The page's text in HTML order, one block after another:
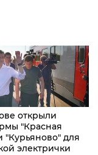
открыли
"Красная
"Курьяново" для
электрички